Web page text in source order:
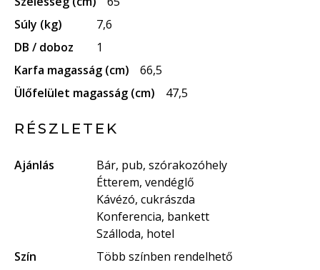
Súly (kg)
7,6
DB / doboz
1
Karfa magasság (cm)
66,5
Ülőfelület magasság (cm)
47,5
RÉSZLETEK
Ajánlás
Bár, pub, szórakozóhely
Étterem, vendéglő
Kávézó, cukrászda
Konferencia, bankett
Szálloda, hotel
Szín
Több színben rendelhető